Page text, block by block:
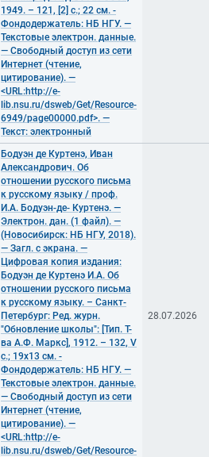
1949. – 121, [2] с.; 22 см. -
Фондодержатель: НБ НГУ. —
Текстовые электрон. данные.
— Свободный доступ из сети
Интернет (чтение,
цитирование). —
<URL:http://e-
lib.nsu.ru/dsweb/Get/Resource-
6949/page00000.pdf>. —
Текст: электронный
Бодуэн де Куртенэ, Иван
Александрович. Об
отношении русского письма
к русскому языку / проф.
И.А. Бодуэн-де- Куртенэ. —
Электрон. дан. (1 файл). —
(Новосибирск: НБ НГУ, 2018).
— Загл. с экрана. —
Цифровая копия издания:
Бодуэн де Куртенэ И.А. Об
отношении русского письма
к русскому языку. – Санкт-
Петербург: Ред. журн.
"Обновление школы": [Тип. Т-
ва А.Ф. Маркс], 1912. – 132, V
c.; 19х13 см. -
Фондодержатель: НБ НГУ. —
Текстовые электрон. данные.
— Свободный доступ из сети
Интернет (чтение,
цитирование). —
<URL:http://e-
lib.nsu.ru/dsweb/Get/Resource-
28.07.2026